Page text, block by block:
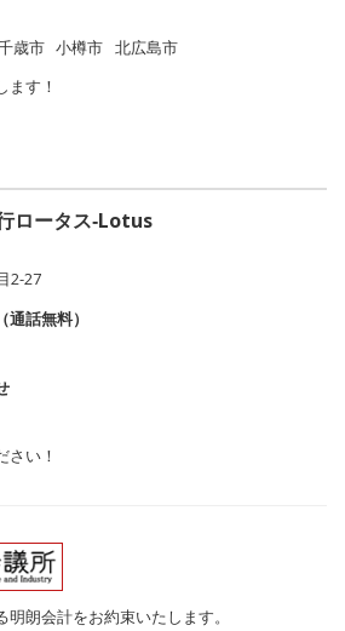
歳市 小樽市 北広島市
ます！
ロータス‐Lotus
2-27
話無料）
さい！
朗会計をお約束いたします。